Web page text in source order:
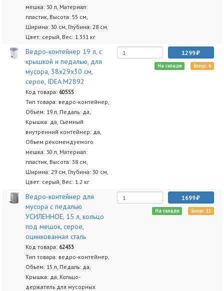
мешка: 30 л, Материал:
пластик, Высота: 55 см,
Ширина: 30 см, Глубина: 28 см,
Цвет: серый, Вес: 1.331 кг
Ведро-контейнер 19 л, с
крышкой и педалью, для
мусора, 38х29х30 см,
серое, IDEA М2892
Код товара: 60555
Тип товара: ведро-контейнер,
Объем: 19 л, Педаль: да,
Крышка: да, Съемный
внутренний контейнер: да,
Объем рекомендуемого
мешка: 30 л, Материал:
пластик, Высота: 38 см,
Ширина: 29 см, Глубина: 30 см,
Цвет: серый, Вес: 1.2 кг
1299
На складе Бонус: 6
Ведро-контейнер для
мусора с педалью
УСИЛЕННОЕ, 15 л, кольцо
под мешок, серое,
оцинкованная сталь
Код товара: 62433
Тип товара: ведро-контейнер,
Объем: 15 л, Педаль: да,
Крышка: да, Кольцо-
держатель для мусорных
1699
На складе Бонус: 11